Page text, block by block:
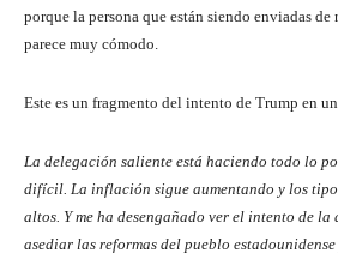
porque la persona que están siendo enviadas de
parece muy cómodo.
Este es un fragmento del intento de Trump en
La delegación saliente está haciendo todo lo
difícil. La inflación sigue aumentando y los
altos. Y me ha desengañado ver el intento de
asediar las reformas del pueblo